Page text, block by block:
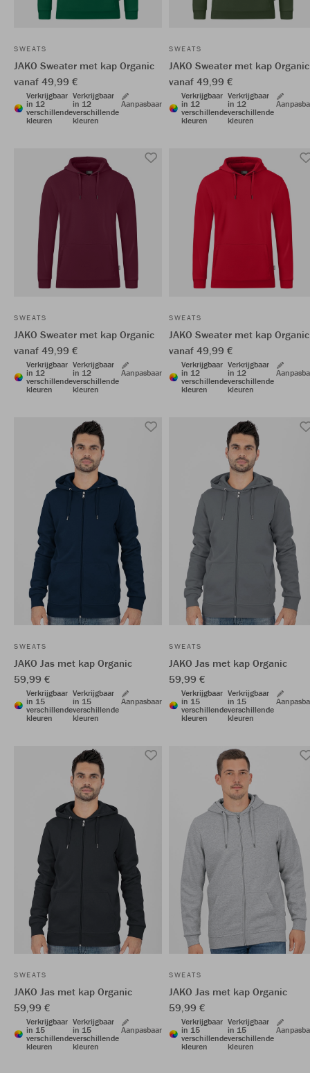
SWEATS
JAKO Sweater met kap Organic
vanaf 49,99 €
Verkrijgbaar
in 12
verschillende
kleuren
Verkrijgbaar
in 12
verschillende
kleuren
Aanpasbaar
SWEATS
JAKO Sweater met kap Organic
vanaf 49,99 €
Verkrijgbaar
in 12
verschillende
kleuren
Verkrijgbaar
in 12
verschillende
kleuren
SWEATS
JAKO Sweater met kap Organic
vanaf 49,99 €
Verkrijgbaar
in 12
verschillende
kleuren
Verkrijgbaar
in 12
verschillende
kleuren
Aanpasbaar
SWEATS
JAKO Sweater met kap Organic
vanaf 49,99 €
Verkrijgbaar
in 12
verschillende
kleuren
Verkrijgbaar
in 12
verschillende
kleuren
SWEATS
JAKO Jas met kap Organic
59,99 €
Verkrijgbaar
in 15
verschillende
kleuren
Verkrijgbaar
in 15
verschillende
kleuren
Aanpasbaar
SWEATS
JAKO Jas met kap Organic
59,99 €
Verkrijgbaar
in 15
verschillende
kleuren
Verkrijgbaar
in 15
verschillende
kleuren
SWEATS
JAKO Jas met kap Organic
59,99 €
Verkrijgbaar
in 15
verschillende
kleuren
Verkrijgbaar
in 15
verschillende
kleuren
Aanpasbaar
SWEATS
JAKO Jas met kap Organic
59,99 €
Verkrijgbaar
in 15
verschillende
kleuren
Verkrijgbaar
in 15
verschillende
kleuren